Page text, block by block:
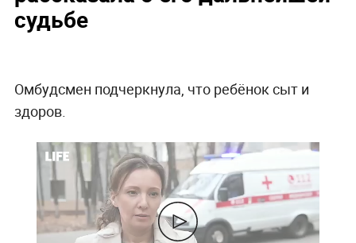
судьбе
Омбудсмен подчеркнула, что ребёнок сыт и
здоров.